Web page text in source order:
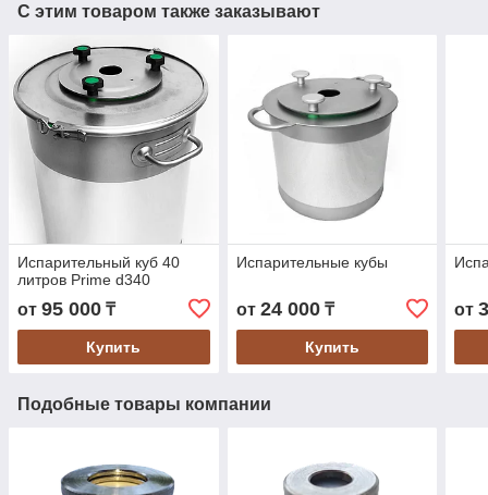
С этим товаром также заказывают
Испарительный куб 40
литров Prime d340
от 95 000 ₸
Купить
Испарительные кубы
от 24 000₸
Купить
от
Подобные товары компании